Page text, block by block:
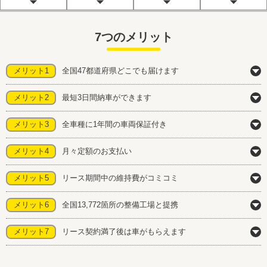
7つのメリット
メリット1 全国47都道府県どこでも届けます
メリット2 最短3日間納車ができます
メリット3 全車種に1年間の車両保証付き
メリット4 月々定額のお支払い
メリット5 リース期間中の維持費がコミコミ
メリット6 全国13,772箇所の整備工場と提携
メリット7 リース契約満了後は車がもらえます